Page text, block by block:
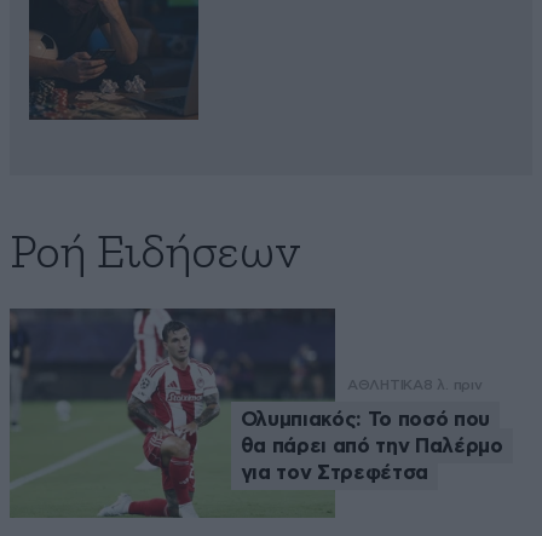
Ροή Ειδήσεων
ΑΘΛΗΤΙΚΑ8 λ. πριν
Ολυμπιακός: Το ποσό που
θα πάρει από την Παλέρμο
για τον Στρεφέτσα